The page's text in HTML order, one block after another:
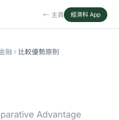
← 主頁 經濟科 App
融 比較優勢原則
Advantage